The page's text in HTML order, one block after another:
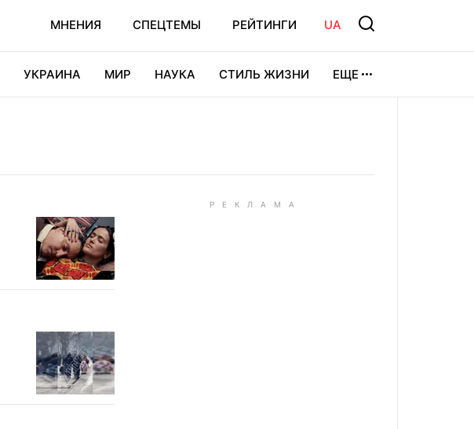
МНЕНИЯ СПЕЦТЕМЫ РЕЙТИНГИ UA
УКРАИНА МИР НАУКА СТИЛЬ ЖИЗНИ ЕЩЕ